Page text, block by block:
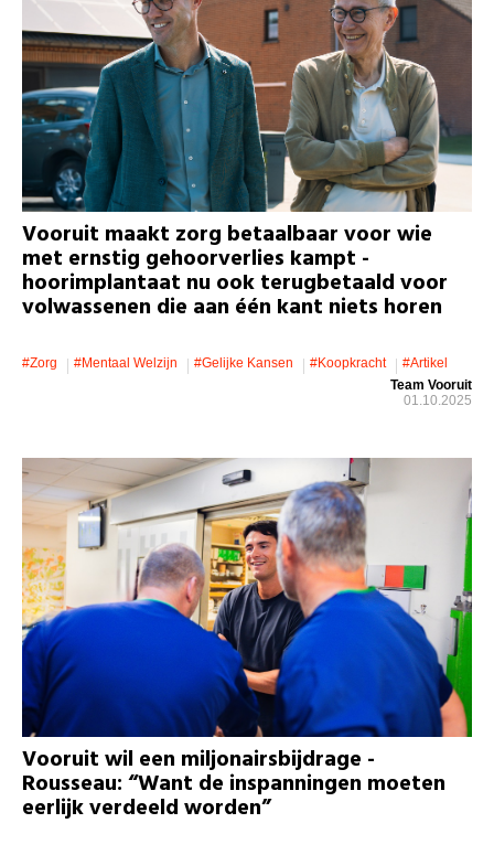
Vooruit maakt zorg betaalbaar voor wie
met ernstig gehoorverlies kampt -
hoorimplantaat nu ook terugbetaald voor
volwassenen die aan één kant niets horen
#zorg #mentaal Welzijn #gelijke Kansen #koopkracht
#artikel
Team Vooruit
01.10.2025
Vooruit wil een miljonairsbijdrage -
Rousseau: “Want de inspanningen moeten
eerlijk verdeeld worden”